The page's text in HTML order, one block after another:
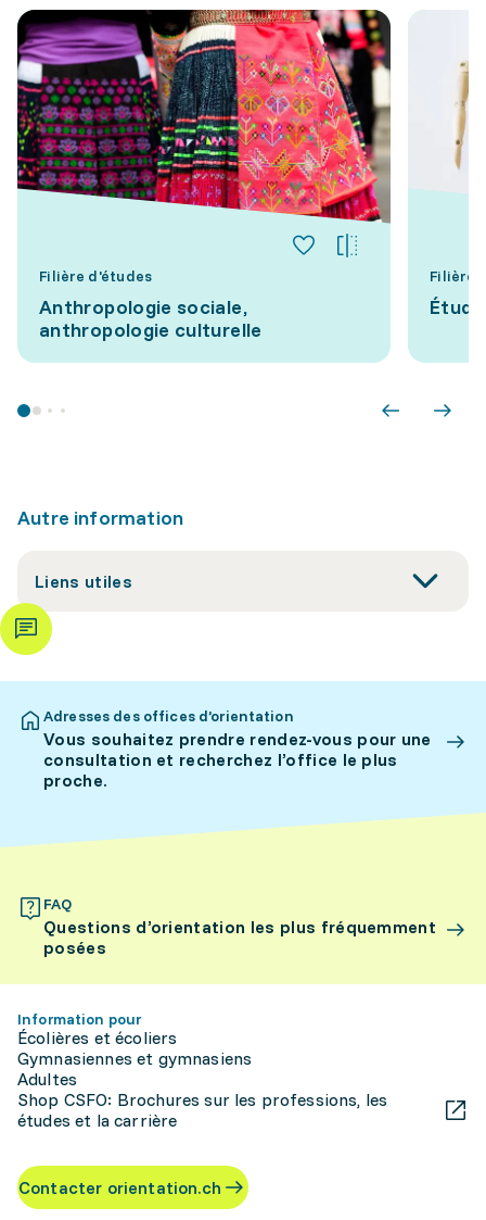
Filière d'études
Anthropologie sociale,
anthropologie culturelle
Filière
Autre information
Liens utiles
Adresses des offices d’orientation
Vous souhaitez prendre rendez-vous pour une
consultation et recherchez l’office le plus
proche.
FAQ
Questions d’orientation les plus fréquemment
posées
Information pour
Écolières et écoliers
Gymnasiennes et gymnasiens
Adultes
Shop CSFO: Brochures sur les professions, les
études et la carrière
Contacter orientation.ch